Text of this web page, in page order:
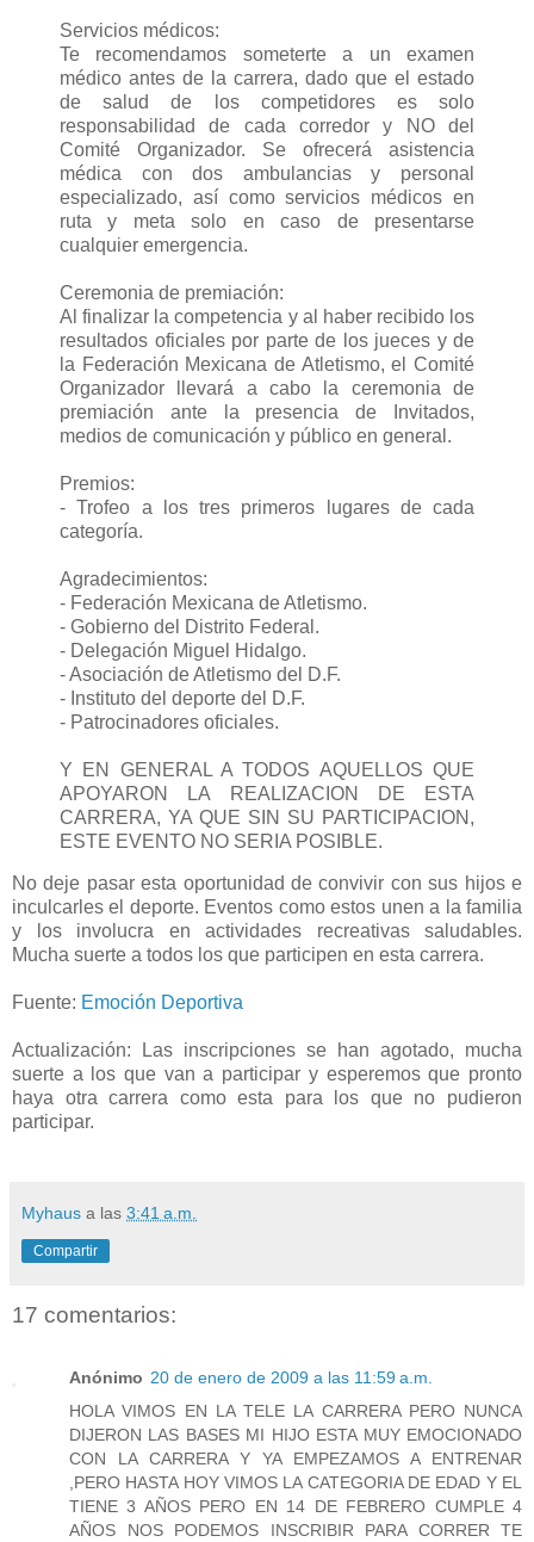
Servicios médicos:
Te recomendamos someterte a un examen
médico antes de la carrera, dado que el estado
de salud de los competidores es solo
responsabilidad de cada corredor y NO del
Comité Organizador. Se ofrecerá asistencia
médica con dos ambulancias y personal
especializado, así como servicios médicos en
ruta y meta solo en caso de presentarse
cualquier emergencia.
Ceremonia de premiación:
Al finalizar la competencia y al haber recibido los
resultados oficiales por parte de los jueces y de
la Federación Mexicana de Atletismo, el Comité
Organizador llevará a cabo la ceremonia de
premiación ante la presencia de Invitados,
medios de comunicación y público en general.
Premios:
- Trofeo a los tres primeros lugares de cada
categoría.
Agradecimientos:
- Federación Mexicana de Atletismo.
- Gobierno del Distrito Federal.
- Delegación Miguel Hidalgo.
- Asociación de Atletismo del D.F.
- Instituto del deporte del D.F.
- Patrocinadores oficiales.
Y EN GENERAL A TODOS AQUELLOS QUE
APOYARON LA REALIZACION DE ESTA
CARRERA, YA QUE SIN SU PARTICIPACION,
ESTE EVENTO NO SERIA POSIBLE.
No deje pasar esta oportunidad de convivir con sus hijos e
inculcarles el deporte. Eventos como estos unen a la familia
y los involucra en actividades recreativas saludables.
Mucha suerte a todos los que participen en esta carrera.
Fuente: Emoción Deportiva
Actualización: Las inscripciones se han agotado, mucha
suerte a los que van a participar y esperemos que pronto
haya otra carrera como esta para los que no pudieron
participar.
Myhaus a las 3:41 a.m.
Compartir
17 comentarios:
Anónimo 20 de enero de 2009 a las 11:59 a.m.
HOLA VIMOS EN LA TELE LA CARRERA PERO NUNCA
DIJERON LAS BASES MI HIJO ESTA MUY EMOCIONADO
CON LA CARRERA Y YA EMPEZAMOS A ENTRENAR
,PERO HASTA HOY VIMOS LA CATEGORIA DE EDAD Y EL
TIENE 3 AÑOS PERO EN 14 DE FEBRERO CUMPLE 4
AÑOS NOS PODEMOS INSCRIBIR PARA CORRER TE